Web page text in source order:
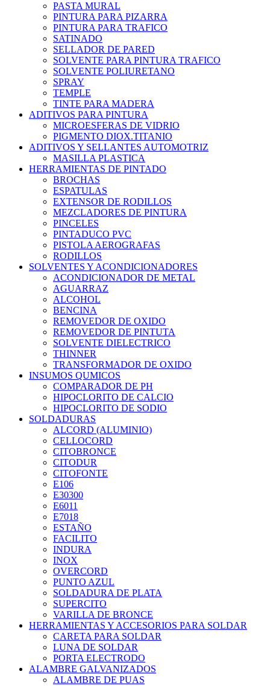
PASTA MURAL
PINTURA PARA PIZARRA
PINTURA PARA TRAFICO
SATINADO
SELLADOR DE PARED
SOLVENTE PARA PINTURA TRAFICO
SOLVENTE POLIURETANO
SPRAY
TEMPLE
TINTE PARA MADERA
ADITIVOS PARA PINTURA
MICROESFERAS DE VIDRIO
PIGMENTO DIOX.TITANIO
ADITIVOS Y SELLANTES AUTOMOTRIZ
MASILLA PLASTICA
HERRAMIENTAS DE PINTADO
BROCHAS
ESPATULAS
EXTENSOR DE RODILLOS
MEZCLADORES DE PINTURA
PINCELES
PINTADUCO PVC
PISTOLA AEROGRAFAS
RODILLOS
SOLVENTES Y ACONDICIONADORES
ACONDICIONADOR DE METAL
AGUARRAZ
ALCOHOL
BENCINA
REMOVEDOR DE OXIDO
REMOVEDOR DE PINTUTA
SOLVENTE DIELECTRICO
THINNER
TRANSFORMADOR DE OXIDO
INSUMOS QUMICOS
COMPARADOR DE PH
HIPOCLORITO DE CALCIO
HIPOCLORITO DE SODIO
SOLDADURAS
ALCORD (ALUMINIO)
CELLOCORD
CITOBRONCE
CITODUR
CITOFONTE
E106
E30300
E6011
E7018
ESTAÑO
FACILITO
INDURA
INOX
OVERCORD
PUNTO AZUL
SOLDADURA DE PLATA
SUPERCITO
VARILLA DE BRONCE
HERRAMIENTAS Y ACCESORIOS PARA SOLDAR
CARETA PARA SOLDAR
LUNA DE SOLDAR
PORTA ELECTRODO
ALAMBRE GALVANIZADOS
ALAMBRE DE PUAS